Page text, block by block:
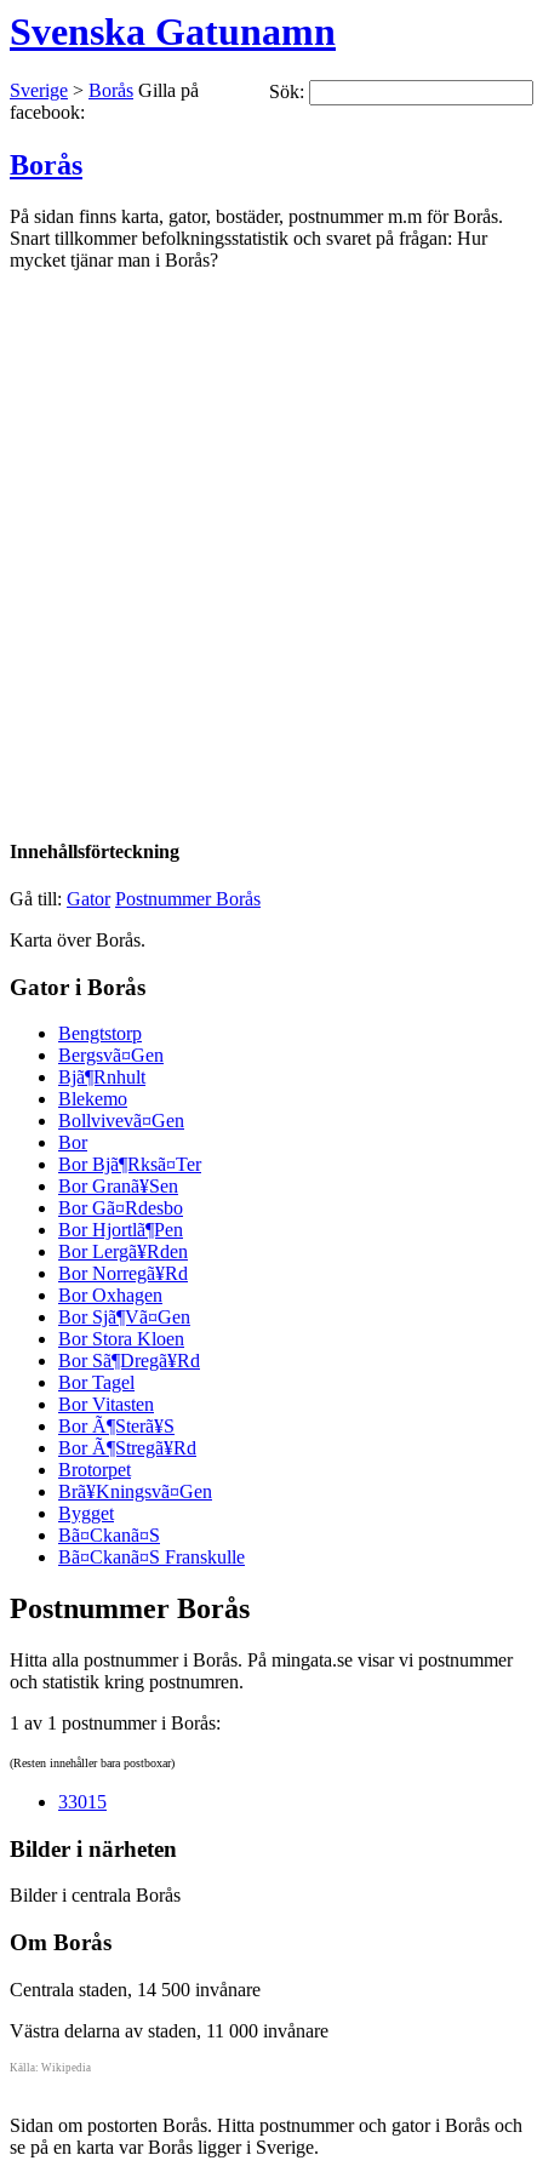
Svenska Gatunamn
Sverige > Borås Sök:
Gilla på
facebook:
Borås
På sidan finns karta, gator, bostäder, postnummer m.m för Borås.
Snart tillkommer befolkningsstatistik och svaret på frågan: Hur
mycket tjänar man i Borås?
Innehållsförteckning
Gå till: Gator Postnummer Borås
Karta över Borås.
Gator i Borås
Bengtstorp
Bergsvã¤Gen
Bjã¶Rnhult
Blekemo
Bollvivevã¤Gen
Bor
Bor Bjã¶Rksã¤Ter
Bor Granã¥Sen
Bor Gã¤Rdesbo
Bor Hjortlã¶Pen
Bor Lergã¥Rden
Bor Norregã¥Rd
Bor Oxhagen
Bor Sjã¶Vã¤Gen
Bor Stora Kloen
Bor Sã¶Dregã¥Rd
Bor Tagel
Bor Vitasten
Bor Ã¶Sterã¥S
Bor Ã¶Stregã¥Rd
Brotorpet
Brã¥Kningsvã¤Gen
Bygget
Bã¤Ckanã¤S
Bã¤Ckanã¤S Franskulle
Postnummer Borås
Hitta alla postnummer i Borås. På mingata.se visar vi postnummer
och statistik kring postnumren.
1 av 1 postnummer i Borås:
(Resten innehåller bara postboxar)
33015
Bilder i närheten
Bilder i centrala Borås
Om Borås
Centrala staden, 14 500 invånare
Västra delarna av staden, 11 000 invånare
Källa: Wikipedia
Sidan om postorten Borås. Hitta postnummer och gator i Borås och
se på en karta var Borås ligger i Sverige.